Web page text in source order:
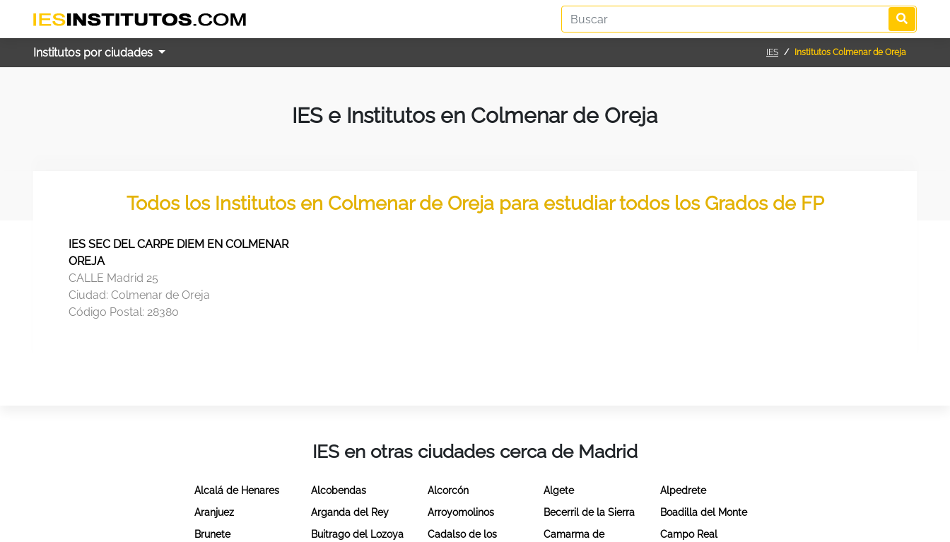
Institutos por ciudades IES Institutos Colmenar de Oreja
IES e Institutos en Colmenar de Oreja
Todos los Institutos en Colmenar de Oreja para estudiar todos los Grados de FP
IES SEC DEL CARPE DIEM EN COLMENAR
OREJA
CALLE Madrid 25
Ciudad: Colmenar de Oreja
Código Postal: 28380
IES en otras ciudades cerca de Madrid
Alcalá de Henares Alcobendas Alcorcón Algete
Alpedrete
Aranjuez
Arganda del Rey Arroyomolinos Becerril de la Sierra
Boadilla del Monte
Brunete
Buitrago del Lozoya
Cadalso de los
Camarma de
Campo Real